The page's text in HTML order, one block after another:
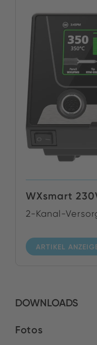
WXsmart
2-Kanal-
ARTIKEL
DOWNLOADS
Fotos